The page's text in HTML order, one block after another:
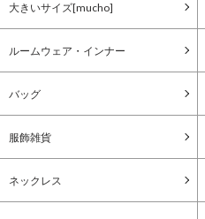
大きいサイズ[mucho]
ルームウェア・インナー
バッグ
服飾雑貨
ネックレス